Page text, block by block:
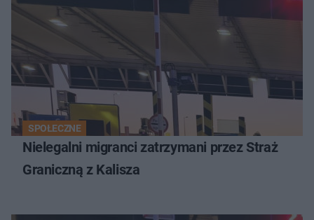
SPOŁECZNE
Nielegalni migranci zatrzymani przez Straż
Graniczną z Kalisza